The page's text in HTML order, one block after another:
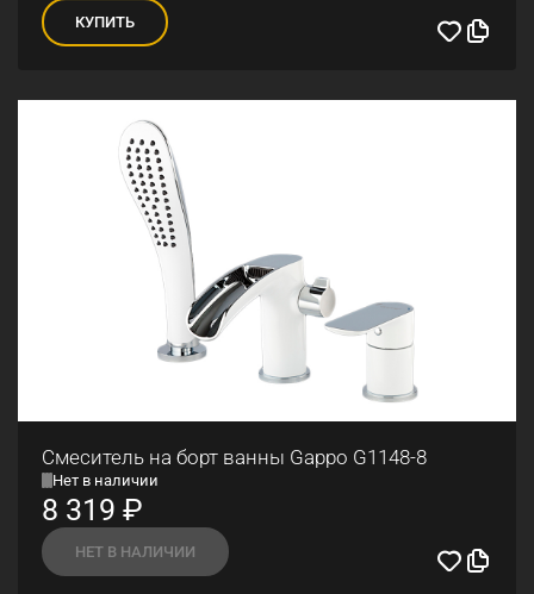
КУПИТЬ
Смеситель на борт ванны Gappo G1148-8
Нет в наличии
8 319 ₽
НЕТ В НАЛИЧИИ